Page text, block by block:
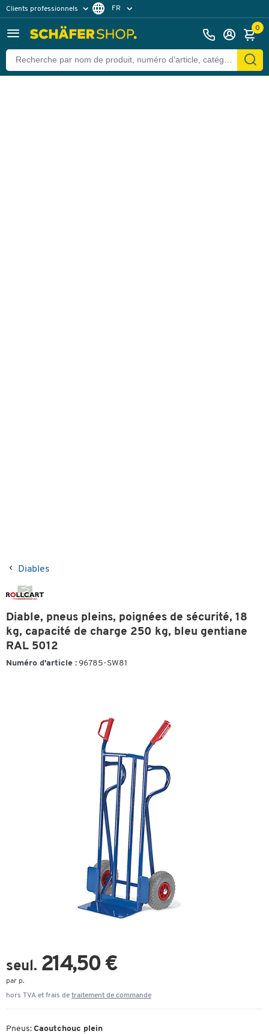
Clients professionnels
Clients particuliers
FR
0
Diables
Diable, pneus pleins, poignées de sécurité, 18
kg, capacité de charge 250 kg, bleu gentiane
RAL 5012
Numéro d'article : 96785-SW81
seul. 214,50 €
par p.
hors TVA et frais de traitement de commande
Pneus: Caoutchouc plein
Retour